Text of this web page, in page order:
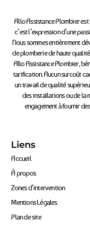
Allo Assistance Plombier est
c’est l’expression d’une
Nous sommes entièrement
de plomberie de haute
Allo Assistance Plombier,
tarification. Aucun surcoût
un travail de qualité
des installations ou de la
engagement à fournir
Liens
Accueil
À propos
Zones d’intervention
Mentions Légales
Plan de site